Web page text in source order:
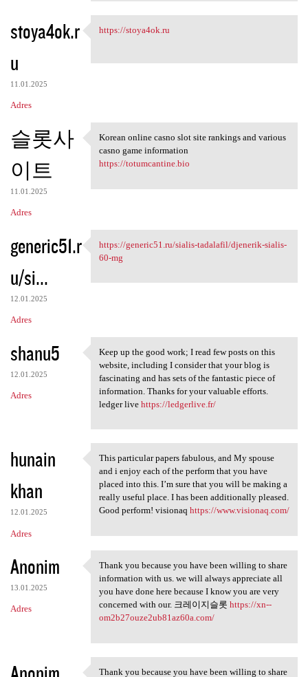
stoya4ok.r
u
11.01.2025
Adres
https://stoya4ok.ru
https://stoya4ok.ru
슬롯사
이트
11.01.2025
Adres
Korean online casno slot site
Korean online casno slot site rankings and various
casno game information
https://totumcantine.bio
generic51.r
u/si...
12.01.2025
Adres
https://generic51.ru/sialis
https://generic51.ru/sialis-tadalafil/djenerik-sialis-
60-mg
shanu5
12.01.2025
Adres
Keep up the good work; I read
Keep up the good work; I read few posts on this
website, including I consider that your blog is
fascinating and has sets of the fantastic piece of
information. Thanks for your valuable efforts.
ledger live https://ledgerlive.fr/
hunain
khan
12.01.2025
Adres
This particular papers
This particular papers fabulous, and My spouse
and i enjoy each of the perform that you have
placed into this. I’m sure that you will be making a
really useful place. I has been additionally pleased.
Good perform! visionaq https://www.visionaq.com/
Anonim
13.01.2025
Adres
Thank you because you have
Thank you because you have been willing to share
information with us. we will always appreciate all
you have done here because I know you are very
concerned with our. 크레이지슬롯 https://xn--
om2b27ouze2ub81az60a.com/
Thank you because you have been willing to share